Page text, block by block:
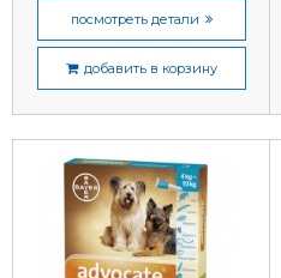
посмотреть детали
добавить в корзину